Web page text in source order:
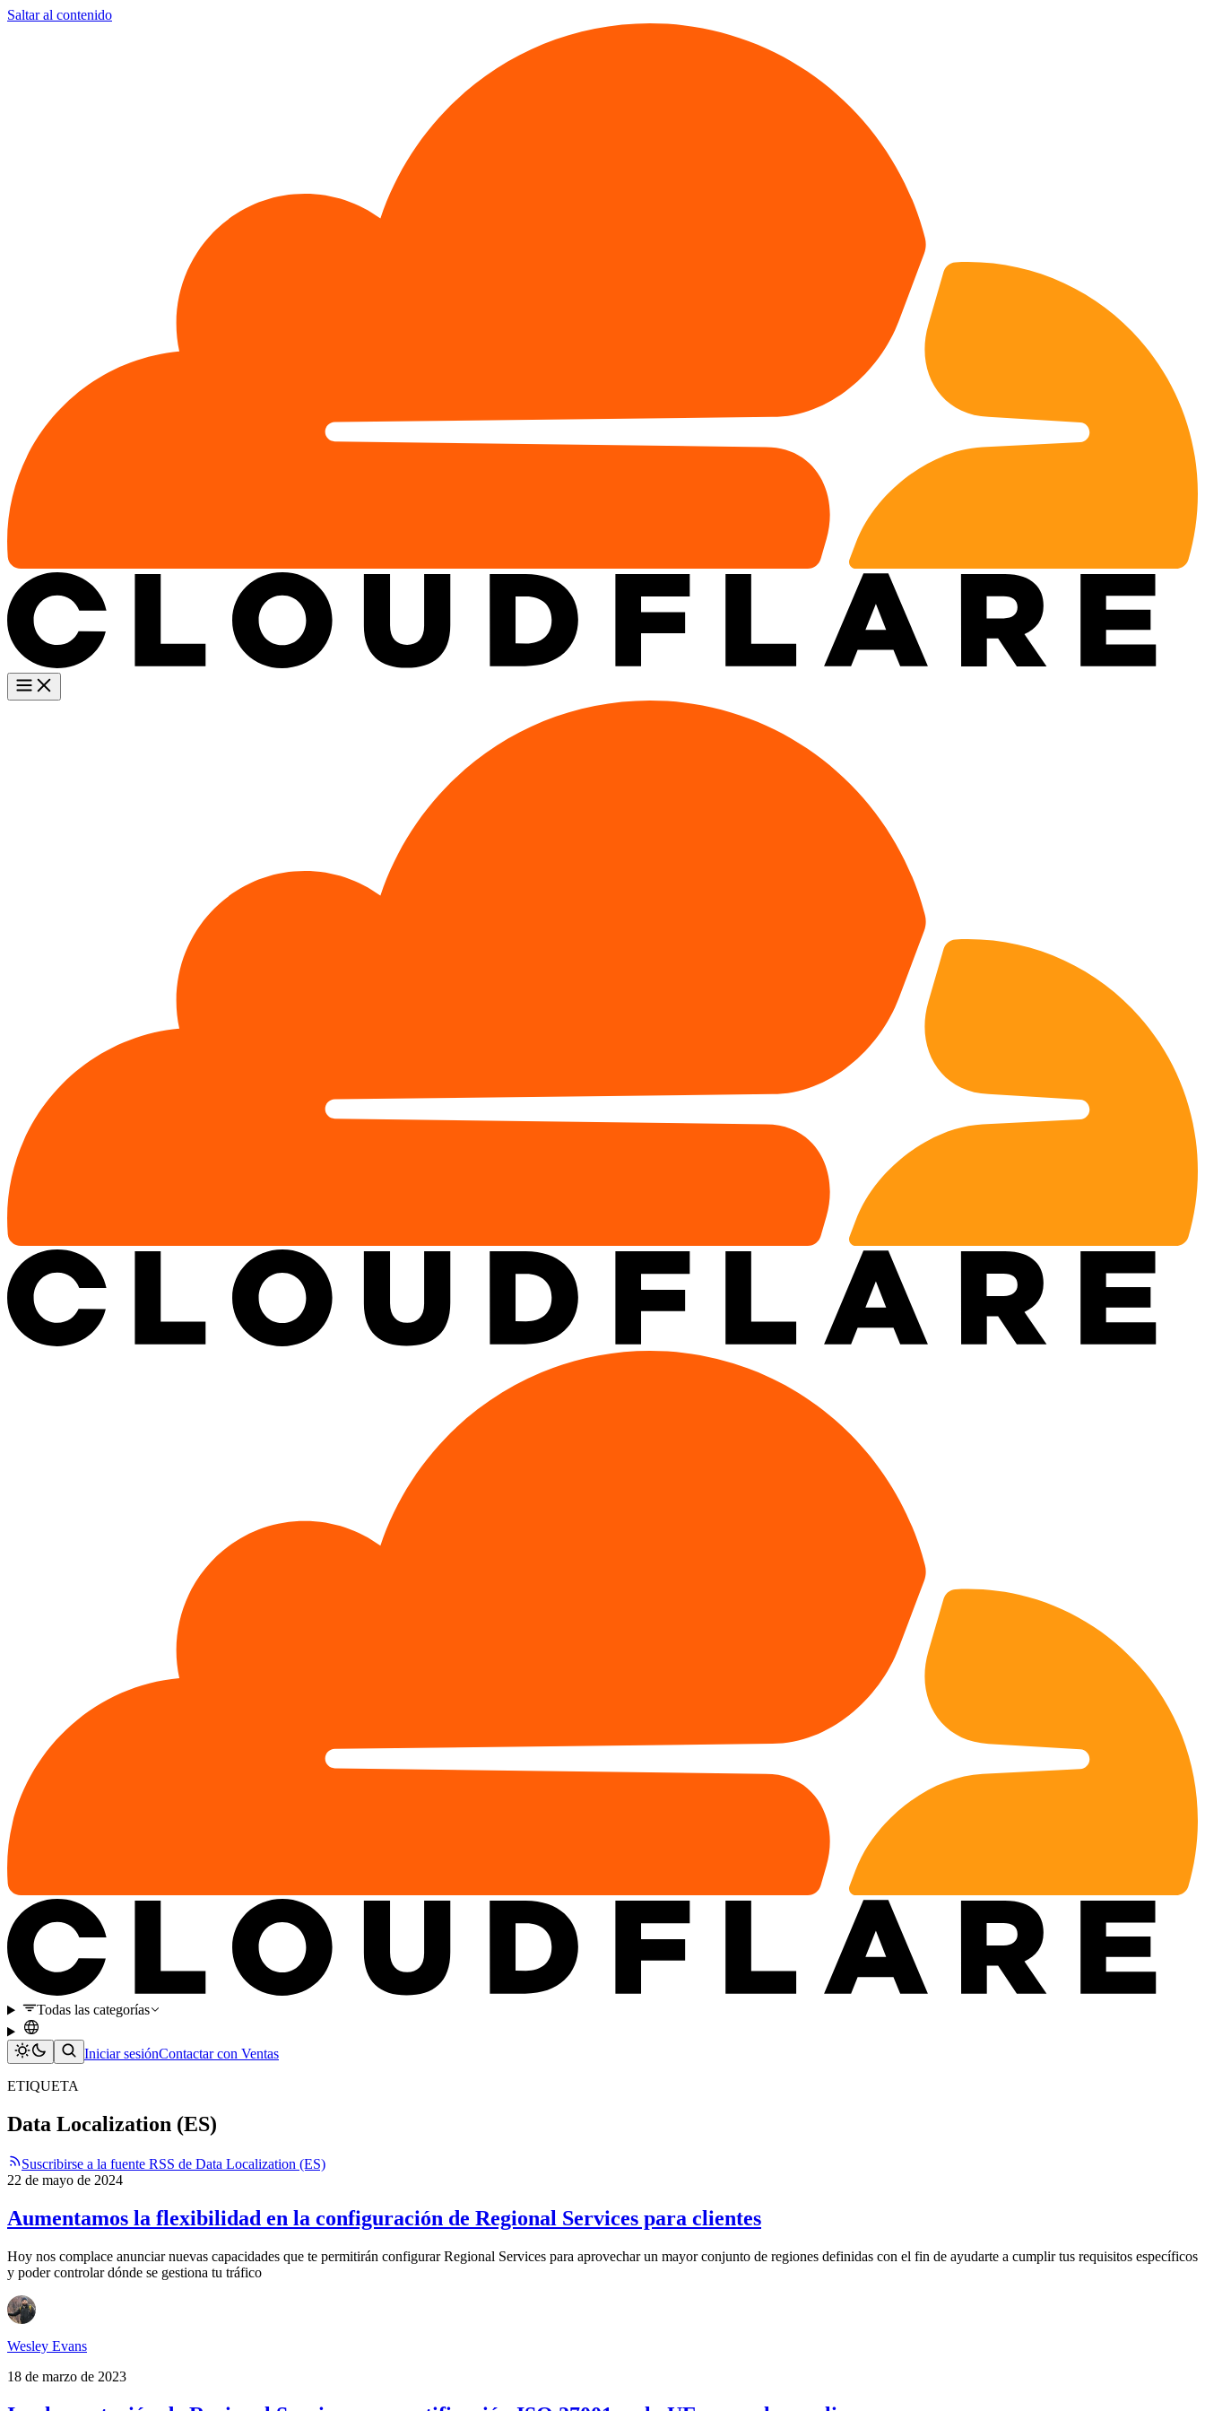
Saltar al contenido
Todas las categorías
Iniciar sesiónContactar con Ventas
ETIQUETA
Data Localization (ES)
Suscribirse a la fuente RSS de Data Localization (ES)
22 de mayo de 2024
Aumentamos la flexibilidad en la configuración de Regional Services para clientes
Hoy nos complace anunciar nuevas capacidades que te permitirán configurar Regional Services para aprovechar un mayor conjunto de regiones definidas con el fin de ayudarte a cumplir tus requisitos específicos
y poder controlar dónde se gestiona tu tráfico
Wesley Evans
18 de marzo de 2023